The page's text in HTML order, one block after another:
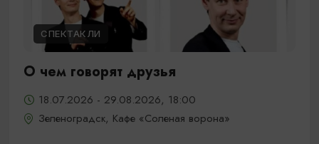
СПЕКТАКЛИ
О чем говорят друзья
18.07.2026 - 29.08.2026, 18:00
Зеленоградск, Кафе «Соленая ворона»